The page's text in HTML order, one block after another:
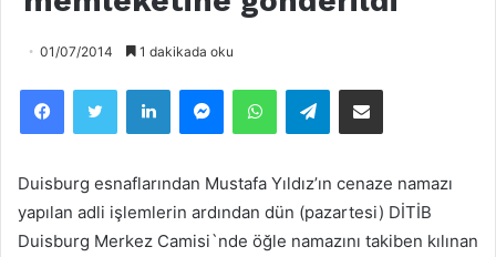
01/07/2014 1 dakikada oku
Telegram
Duisburg esnaflarından Mustafa Yıldız’ın cenaze namazı
yapılan adli işlemlerin ardından dün (pazartesi) DİTİB
Duisburg Merkez Camisi`nde öğle namazını takiben kılınan